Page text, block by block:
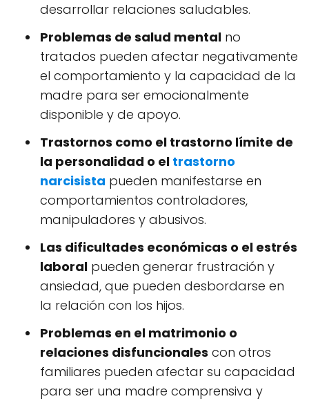
desarrollar relaciones saludables.
Problemas de salud mental no
tratados pueden afectar negativamente
el comportamiento y la capacidad de la
madre para ser emocionalmente
disponible y de apoyo.
Trastornos como el trastorno límite de
la personalidad o el trastorno
narcisista pueden manifestarse en
comportamientos controladores,
manipuladores y abusivos.
Las dificultades económicas o el estrés
laboral pueden generar frustración y
ansiedad, que pueden desbordarse en
la relación con los hijos.
Problemas en el matrimonio o
relaciones disfuncionales con otros
familiares pueden afectar su capacidad
para ser una madre comprensiva y